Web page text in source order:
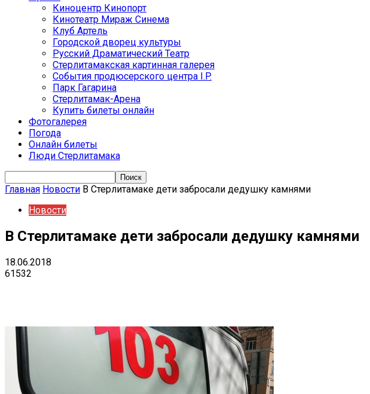
Киноцентр Кинопорт
Кинотеатр Мираж Синема
Клуб Артель
Городской дворец культуры
Русский Драматический Театр
Стерлитамакская картинная галерея
События продюсерского центра I.P.
Парк Гагарина
Стерлитамак-Арена
Купить билеты онлайн
Фотогалерея
Погода
Онлайн билеты
Люди Стерлитамака
Главная Новости В Стерлитамаке дети забросали дедушку камнями
Новости
В Стерлитамаке дети забросали дедушку камнями
18.06.2018
61532